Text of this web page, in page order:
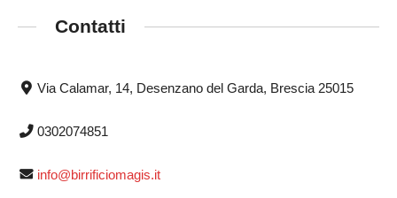
Contatti
Via Calamar, 14, Desenzano del Garda, Brescia 25015
0302074851
info@birrificiomagis.it